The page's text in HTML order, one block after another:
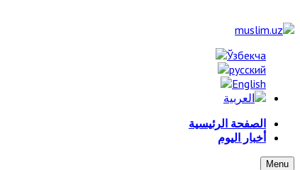
الصفحة الرئيسية
أخبار اليوم
Menu